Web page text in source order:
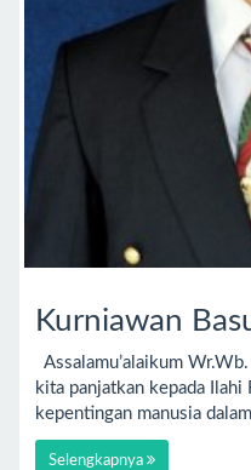
Kurniawan
Assalamu’alaikum
kita panjatkan kepada Ilahi
kepentingan manusia
Selengkapnya